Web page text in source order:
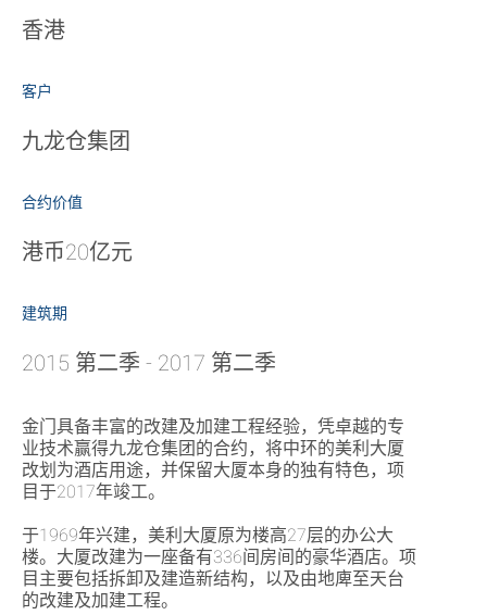
香港
客户
九龙仓集团
合约价值
港币20亿元
建筑期
2015 第二季 - 2017 第二季
金门具备丰富的改建及加建工程经验，凭卓越的专
业技术赢得九龙仓集团的合约，将中环的美利大厦
改划为酒店用途，并保留大厦本身的独有特色，项
目于2017年竣工。
于1969年兴建，美利大厦原为楼高27层的办公大
楼。大厦改建为一座备有336间房间的豪华酒店。项
目主要包括拆卸及建造新结构，以及由地庳至天台
的改建及加建工程。